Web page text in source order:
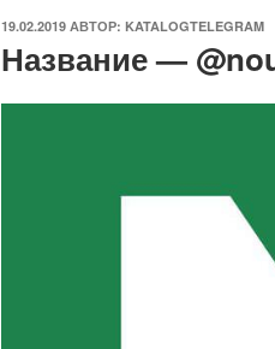
ОПУБЛИКОВАНО
19.02.2019 АВТОР: KATALOGTELEGRAM
Название —